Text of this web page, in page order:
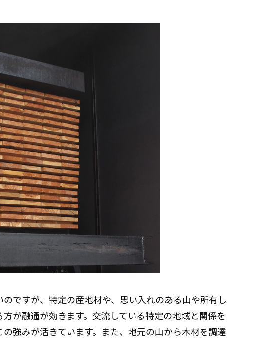
ですが、特定の産地材や、思い入れのある山や所有し
が融通が効きます。交流している特定の地域と関係を
強みが活きています。また、地元の山から木材を調達